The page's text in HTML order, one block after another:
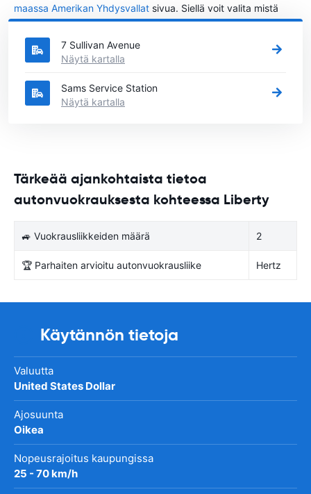
maassa Amerikan Yhdysvallat sivua. Siellä voit valita mistä
kaupungista Amerikan Yhdysvallat haluat vuokrata auton.
7 Sullivan Avenue
Näytä kartalla
Sams Service Station
Näytä kartalla
Tärkeää ajankohtaista tietoa
autonvuokrauksesta kohteessa Liberty
🚙 Vuokrausliikkeiden määrä 2
🏆 Parhaiten arvioitu autonvuokrausliike Hertz
Käytännön tietoja
Valuutta
United States Dollar
Ajosuunta
Oikea
Nopeusrajoitus kaupungissa
25 - 70 km/h